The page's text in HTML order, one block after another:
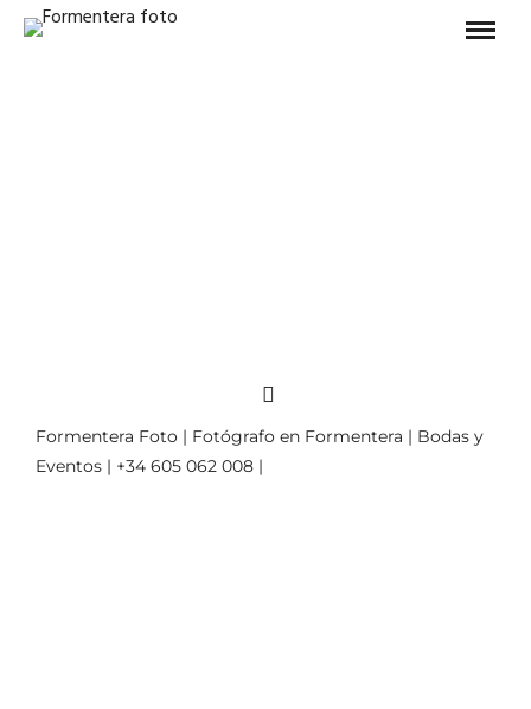
Formentera Foto | Fotógrafo en Formentera | Bodas y
Eventos | +34 605 062 008 |